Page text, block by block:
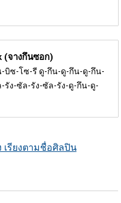
(จางกึนซอก)
บิซ-โซ-รี ดู-กึน-ดู-กึน-ดู-กึน-
รัง-ซัล-รัง-ซัล-รัง-ดู-กึน-ดู-
เรียงตามชื่อศิลปิน